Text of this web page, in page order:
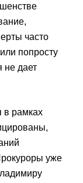
часто
попросту
не дает
в рамках
уже